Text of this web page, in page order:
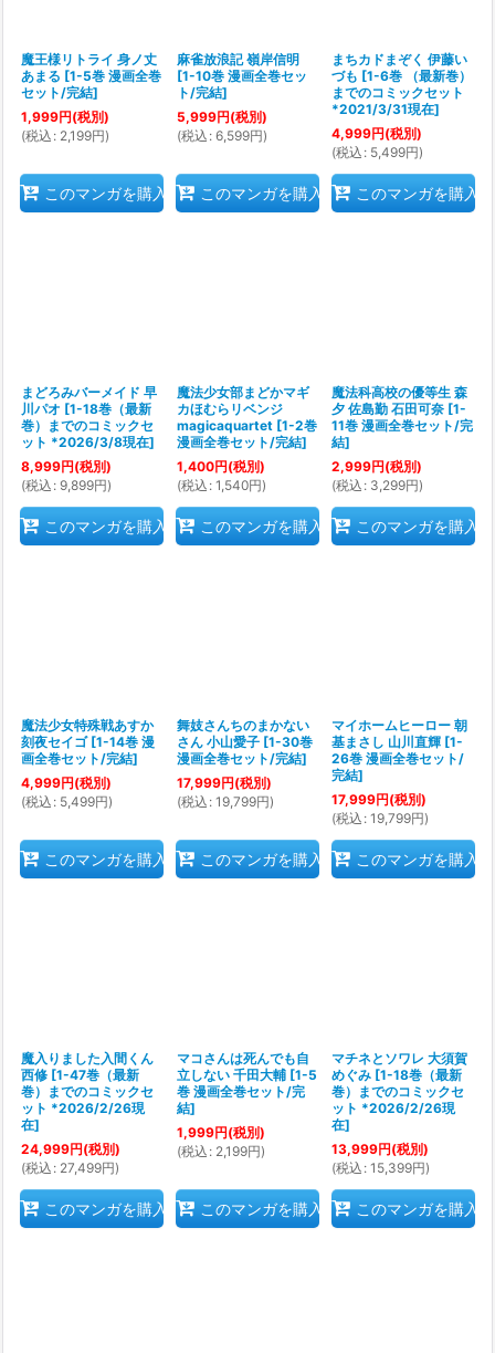
魔王様リトライ 身ノ丈
あまる [1-5巻 漫画全巻
セット/完結]
1,999円(税別)
(税込 : 2,199円)
このマンガを購入
麻雀放浪記 嶺岸信明
[1-10巻 漫画全巻セッ
ト/完結]
5,999円(税別)
(税込 : 6,599円)
このマンガを購入
まちカドまぞく 伊藤い
づも [1-6巻 （最新巻）
までのコミックセット
*2021/3/31現在]
4,999円(税別)
(税込 : 5,499円)
このマンガを購入
まどろみバーメイド 早
川パオ [1-18巻（最新
巻）までのコミックセ
ット *2026/3/8現在]
8,999円(税別)
(税込 : 9,899円)
このマンガを購入
魔法少女部まどかマギ
カほむらリベンジ
magicaquartet [1-2巻
漫画全巻セット/完結]
1,400円(税別)
(税込 : 1,540円)
このマンガを購入
魔法科高校の優等生 森
夕 佐島勤 石田可奈 [1-
11巻 漫画全巻セット/完
結]
2,999円(税別)
(税込 : 3,299円)
このマンガを購入
魔法少女特殊戦あすか
刻夜セイゴ [1-14巻 漫
画全巻セット/完結]
4,999円(税別)
(税込 : 5,499円)
このマンガを購入
舞妓さんちのまかない
さん 小山愛子 [1-30巻
漫画全巻セット/完結]
17,999円(税別)
(税込 : 19,799円)
このマンガを購入
マイホームヒーロー 朝
基まさし 山川直輝 [1-
26巻 漫画全巻セット/
完結]
17,999円(税別)
(税込 : 19,799円)
このマンガを購入
魔入りました入間くん
西修 [1-47巻（最新
巻）までのコミックセ
ット *2026/2/26現
在]
24,999円(税別)
(税込 : 27,499円)
このマンガを購入
マコさんは死んでも自
立しない 千田大輔 [1-5
巻 漫画全巻セット/完
結]
1,999円(税別)
(税込 : 2,199円)
このマンガを購入
マチネとソワレ 大須賀
めぐみ [1-18巻（最新
巻）までのコミックセ
ット *2026/2/26現
在]
13,999円(税別)
(税込 : 15,399円)
このマンガを購入